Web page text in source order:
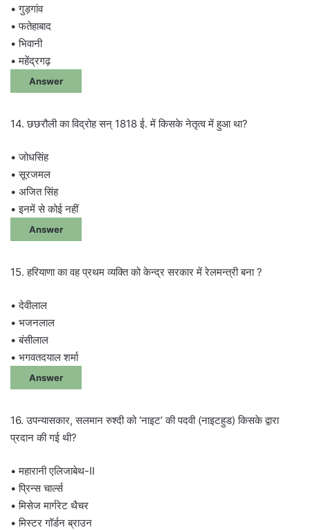
• गुड़गांव
• फतेहाबाद
• भिवानी
• महेंद्रगढ़
Answer
14. छछरौली का विद्रोह सन् 1818 ई. में किसके नेतृत्व में हुआ था?
• जोधसिंह
• सूरजमल
• अजित सिंह
• इनमें से कोई नहीं
Answer
15. हरियाणा का वह प्रथम व्यक्ति को केन्द्र सरकार में रेलमन्त्री बना ?
• देवीलाल
• भजनलाल
• बंसीलाल
• भगवतदयाल शर्मा
Answer
16. उपन्यासकार, सलमान रुश्दी को ‘नाइट’ की पदवी (नाइटहुड) किसके द्वारा
प्रदान की गई थी?
• महारानी एलिजाबेथ-II
• प्रिन्स चार्ल्स
• मिसेज मार्गरेट थैचर
• मिस्टर गॉर्डन ब्राउन